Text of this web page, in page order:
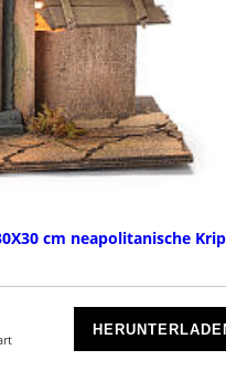
cm neapolitanische